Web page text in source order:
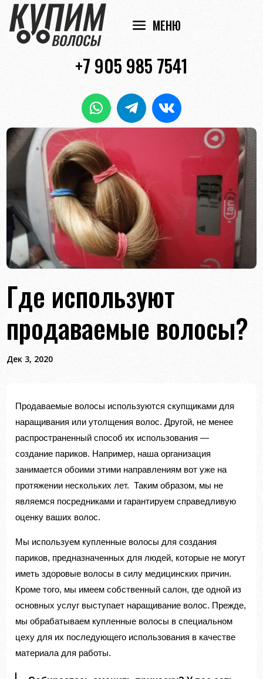
+7 905 985 7541
Где используют
продаваемые волосы?
Дек 3, 2020
Продаваемые волосы используются скупщиками для
наращивания или утолщения волос. Другой, не менее
распространенный способ их использования —
создание париков. Например, наша организация
занимается обоими этими направлениям вот уже на
протяжении нескольких лет. Таким образом, мы не
являемся посредниками и гарантируем справедливую
оценку ваших волос.
Мы используем купленные волосы для создания
париков, предназначенных для людей, которые не могут
иметь здоровые волосы в силу медицинских причин.
Кроме того, мы имеем собственный салон, где одной из
основных услуг выступает наращивание волос. Прежде,
мы обрабатываем купленные волосы в специальном
цеху для их последующего использования в качестве
материала для работы.